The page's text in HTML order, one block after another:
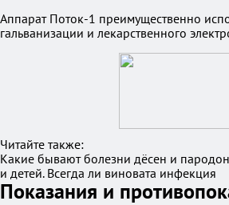
Аппарат Поток-1 преимущественно
гальванизации и лекарственного
Читайте также:
Какие бывают болезни дёсен и
и детей. Всегда ли виновата инфекция
Показания и